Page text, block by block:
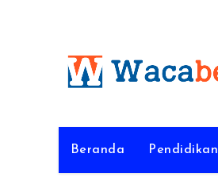
Beranda Pendidikan